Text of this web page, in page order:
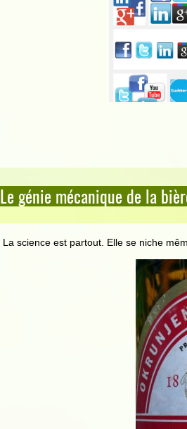
Le génie mécanique de la
La science est partout. Elle se niche